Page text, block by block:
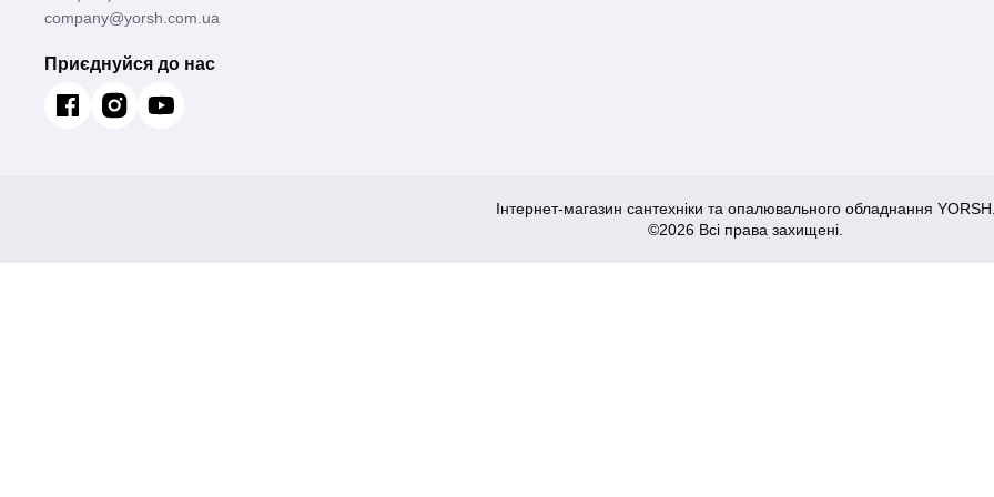
company@yorsh.com.ua
Приєднуйся до нас
Інтернет-магазин сантехніки та опалювального обладнання YORSH.
©2026 Всі права захищені.